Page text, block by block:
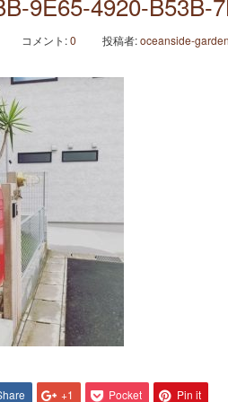
コメント:0 投稿者:oceanside-garden
+1 Pocket Pin it